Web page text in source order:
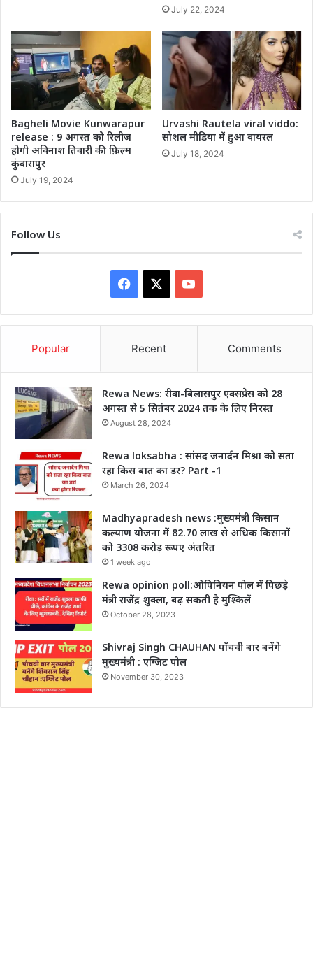
July 22, 2024
Bagheli Movie Kunwarapur
release : 9 अगस्त को रिलीज
होगी अविनाश तिवारी की फ़िल्म
कुंवारापुर
July 19, 2024
Urvashi Rautela viral viddo:
सोशल मीडिया में हुआ वायरल
July 18, 2024
Follow Us
Facebook YouTube
Popular Recent Comments
Rewa News: रीवा-बिलासपुर एक्सप्रेस को 28
अगस्त से 5 सितंबर 2024 तक के लिए निरस्त
August 28, 2024
Rewa loksabha : सांसद जनार्दन मिश्रा को सता
रहा किस बात का डर? Part -1
March 26, 2024
Madhyapradesh news :मुख्यमंत्री किसान
कल्याण योजना में 82.70 लाख से अधिक किसानों
को 3308 करोड़ रूपए अंतरित
1 week ago
Rewa opinion poll:ओपिनियन पोल में पिछड़े
मंत्री राजेंद्र शुक्ला, बढ़ सकती है मुश्किलें
October 28, 2023
Shivraj Singh CHAUHAN पाँचवी बार बनेंगे
मुख्यमंत्री : एग्जिट पोल
November 30, 2023